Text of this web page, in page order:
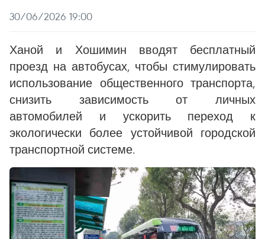
30/06/2026 19:00
Ханой и Хошимин вводят бесплатный
проезд на автобусах, чтобы стимулировать
использование общественного транспорта,
снизить зависимость от личных
автомобилей и ускорить переход к
экологически более устойчивой городской
транспортной системе.